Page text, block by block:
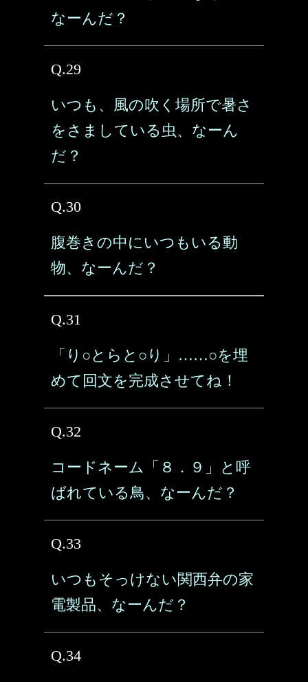
なーんだ？
Q.29
いつも、風の吹く場所で暑さ
をさましている虫、なーん
だ？
Q.30
腹巻きの中にいつもいる動
物、なーんだ？
Q.31
「り○とらと○り」……○を埋
めて回文を完成させてね！
Q.32
コードネーム「８．９」と呼
ばれている鳥、なーんだ？
Q.33
いつもそっけない関西弁の家
電製品、なーんだ？
Q.34